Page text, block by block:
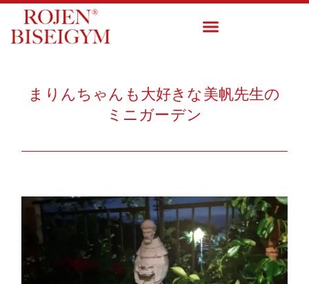
まりんちゃんも大好きな美帆先生の
ミニガーデン